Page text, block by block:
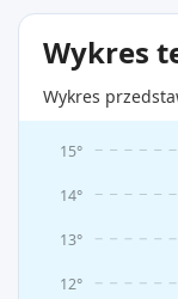
Wykres
Wykres
12°
13°
14°
15°